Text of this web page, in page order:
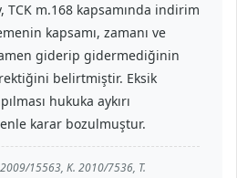
TCK m.168 kapsamında indirim
kapsamı, zamanı ve
giderip gidermediğinin
belirtmiştir. Eksik
hukuka aykırı
karar bozulmuştur.
2009/15563, K. 2010/7536, T.